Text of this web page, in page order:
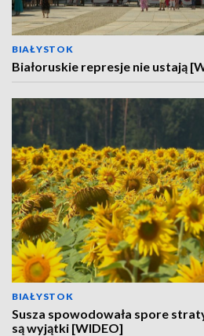
BIAŁYSTOK
Białoruskie represje nie ustają
BIAŁYSTOK
Susza spowodowała spore
są wyjątki [WIDEO]